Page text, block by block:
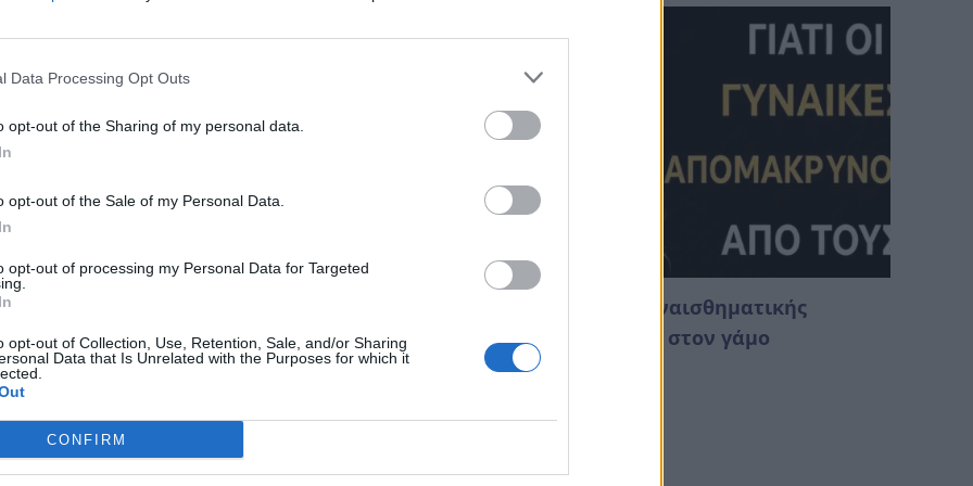
Data Processing Opt Outs
opt-out of the Sharing of my personal data.
opt-out of the Sale of my Personal Data.
opt-out of processing my Personal Data for Targeted
opt-out of Collection, Use, Retention, Sale, and/or Sharing
Data that Is Unrelated with the Purposes for which it
CONFIRM
Πατριάρχης θα αφιχθή στο Άγιον Όρος,
τα εγκαίνια της νέας πτέρυγας που
Κατανόηση της συναισθηματικής
εξουθένωσης μέσα στον γάμο
7 Αυγούστου 2026 02:14